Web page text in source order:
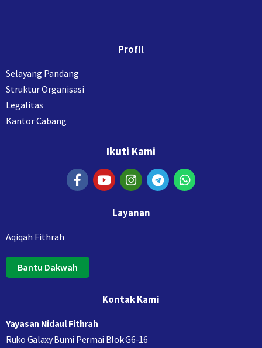
Profil
Selayang Pandang
Struktur Organisasi
Legalitas
Kantor Cabang
Ikuti Kami
Layanan
Aqiqah Fithrah
Bantu Dakwah
Kontak Kami
Yayasan Nidaul Fithrah
Ruko Galaxy Bumi Permai Blok G6-16